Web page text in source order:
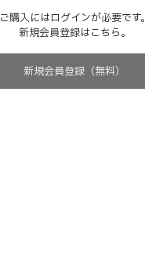
ご購入にはログインが必要です。
新規会員登録はこちら。